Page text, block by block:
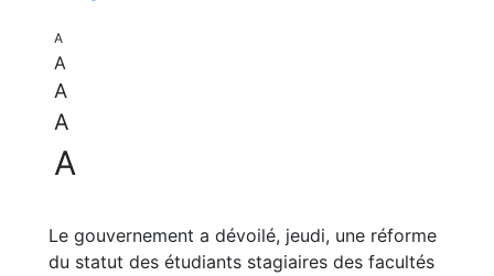
A
A
A
A
A
Le gouvernement a dévoilé, jeudi, une réforme
du statut des étudiants stagiaires des facultés